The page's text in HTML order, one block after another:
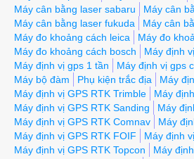
Máy cân bằng laser sabaru
Máy cân
Máy cân bằng laser fukuda
Máy cân
Máy đo khoảng cách leica
Máy đo
Máy đo khoảng cách bosch
Máy định
Máy định vị gps 1 tần
Máy định vị gps
Máy bộ đàm
Phụ kiện trắc địa
Máy
Máy định vị GPS RTK Trimble
Máy
Máy định vị GPS RTK Sanding
Máy
Máy định vị GPS RTK Comnav
Máy
Máy định vị GPS RTK FOIF
Máy định
Máy định vị GPS RTK Topcon
Máy